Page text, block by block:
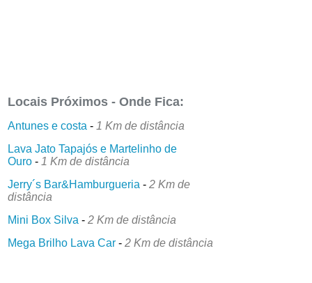
Locais Próximos - Onde Fica:
Antunes e costa - 1 Km de distância
Lava Jato Tapajós e Martelinho de
Ouro - 1 Km de distância
Jerry´s Bar&Hamburgueria -2 Km de
distância
Mini Box Silva -2 Km de distância
Mega Brilho Lava Car -2 Km de distância